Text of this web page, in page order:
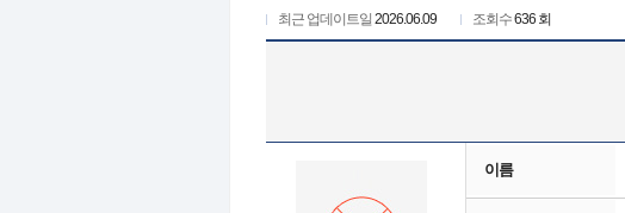
최근 업데이트일 2026.06.09 조회수636 회
이름